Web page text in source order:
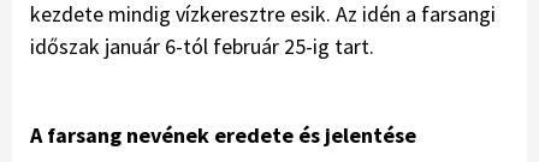
kezdete mindig vízkeresztre esik. Az idén a farsangi
időszak január 6-tól február 25-ig tart.
A farsang nevének eredete és jelentése